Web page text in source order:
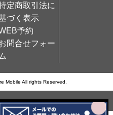
定商取引法に
づく表示
予約
問合せフォー
ム
Mobile All rights Reserved.